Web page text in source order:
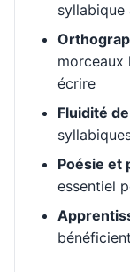
syllabique
morceaux
écrire
Fluidité
Poésie et
essentiel